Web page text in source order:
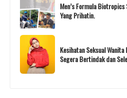
Men’s Formula
Yang Prihatin.
Kesihatan Seksual Wanita
Segera Bertindak dan